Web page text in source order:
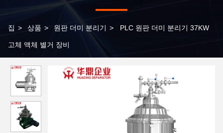
집 > 상품 > 원판 더미 분리기 > PLC 원판 더미 분리기 37KW
고체 액체 별거 장비